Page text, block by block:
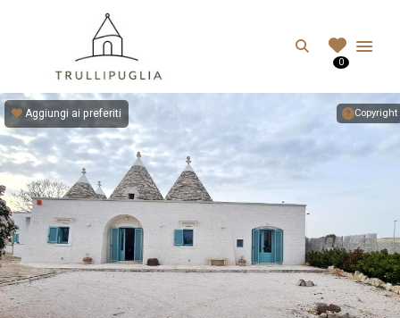
Search
0
Copyright
Aggiungi ai preferiti